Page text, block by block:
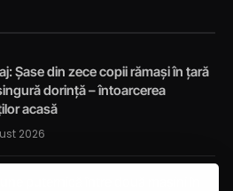
Șase din zece copii rămași în țară
dorință – întoarcerea
acasă
2026